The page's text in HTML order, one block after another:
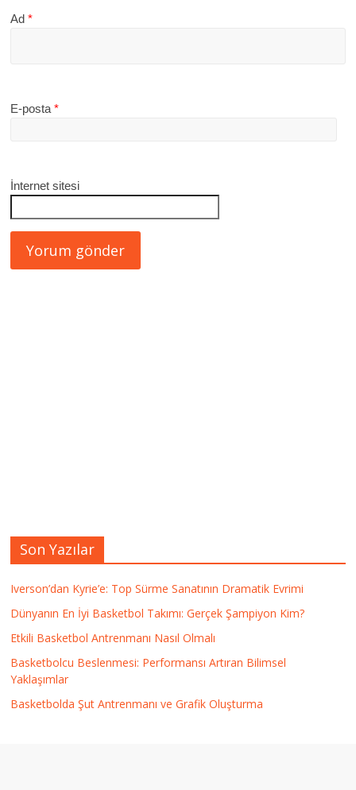
Ad*
E-posta*
İnternet sitesi
Son Yazılar
Iverson’dan Kyrie’e: Top Sürme Sanatının Dramatik Evrimi
Dünyanın En İyi Basketbol Takımı: Gerçek Şampiyon Kim?
Etkili Basketbol Antrenmanı Nasıl Olmalı
Basketbolcu Beslenmesi: Performansı Artıran Bilimsel
Yaklaşımlar
Basketbolda Şut Antrenmanı ve Grafik Oluşturma